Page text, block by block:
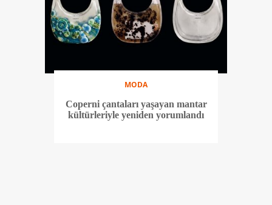
MODA
Coperni çantaları yaşayan mantar
kültürleriyle yeniden yorumlandı